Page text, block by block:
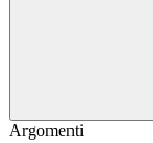
Argomenti